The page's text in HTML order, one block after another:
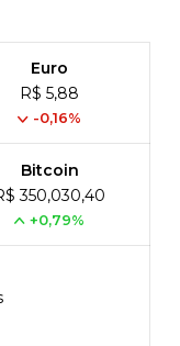
Euro
R$ 5,88
-0,16%
Bitcoin
350,030,40
+0,79%